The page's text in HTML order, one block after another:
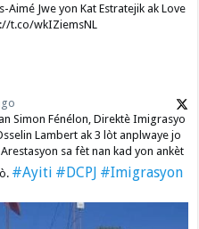
Aimé Jwe yon Kat Estratejik ak Love
t.co/wkIZiemsNL
Simon Fénélon, Direktè Imigrasyo
Lambert ak 3 lòt anplwaye jo
sa fèt nan kad yon ankèt
#Ayiti #DCPJ #Imigrasyon